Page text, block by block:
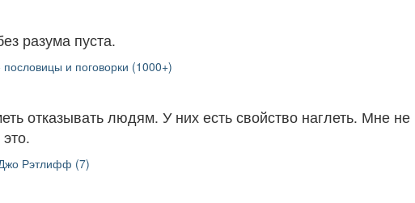
разума пуста.
пословицы и поговорки (1000+)
отказывать людям. У них есть свойство наглеть. Мне не
Рэтлифф (7)